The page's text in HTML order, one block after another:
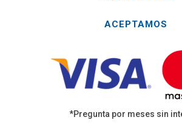
ACEPTAMOS
*Pregunta por meses sin